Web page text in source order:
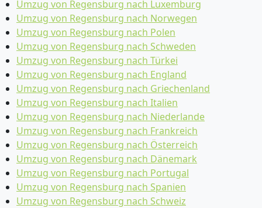
Umzug von Regensburg nach Luxemburg
Umzug von Regensburg nach Norwegen
Umzug von Regensburg nach Polen
Umzug von Regensburg nach Schweden
Umzug von Regensburg nach Türkei
Umzug von Regensburg nach England
Umzug von Regensburg nach Griechenland
Umzug von Regensburg nach Italien
Umzug von Regensburg nach Niederlande
Umzug von Regensburg nach Frankreich
Umzug von Regensburg nach Österreich
Umzug von Regensburg nach Dänemark
Umzug von Regensburg nach Portugal
Umzug von Regensburg nach Spanien
Umzug von Regensburg nach Schweiz